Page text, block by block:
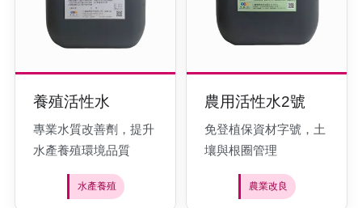
養殖活性水
專業水質改善劑，提升
水產養殖環境品質
水產養殖
農用活性水2號
免登植保資材字號，土
壤與根圈管理
農業改良